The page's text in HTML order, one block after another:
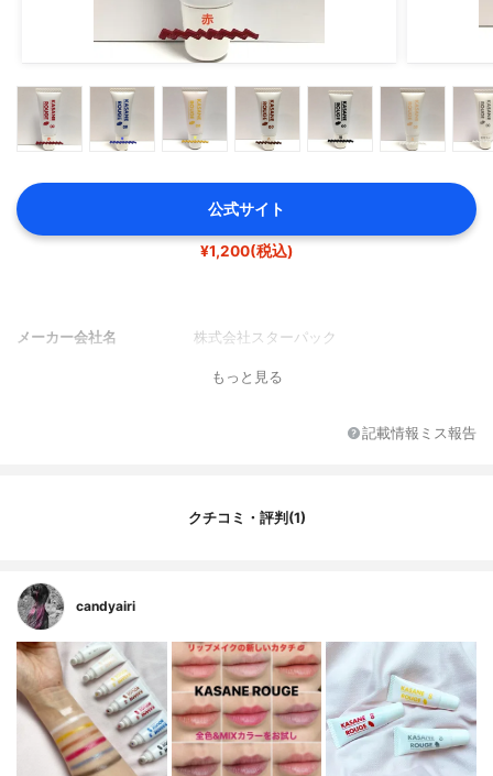
公式サイト
¥1,200(税込)
メーカー会社名 株式会社スターパック
もっと見る
記載情報ミス報告
クチコミ・評判(1)
candyairi